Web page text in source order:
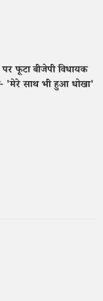
फूटा बीजेपी विधायक
'मेरे साथ भी हुआ धोखा'